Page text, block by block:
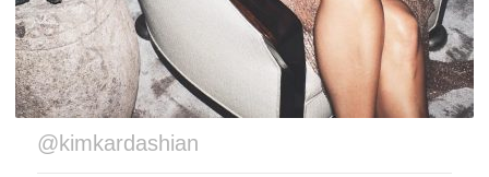
@kimkardashian